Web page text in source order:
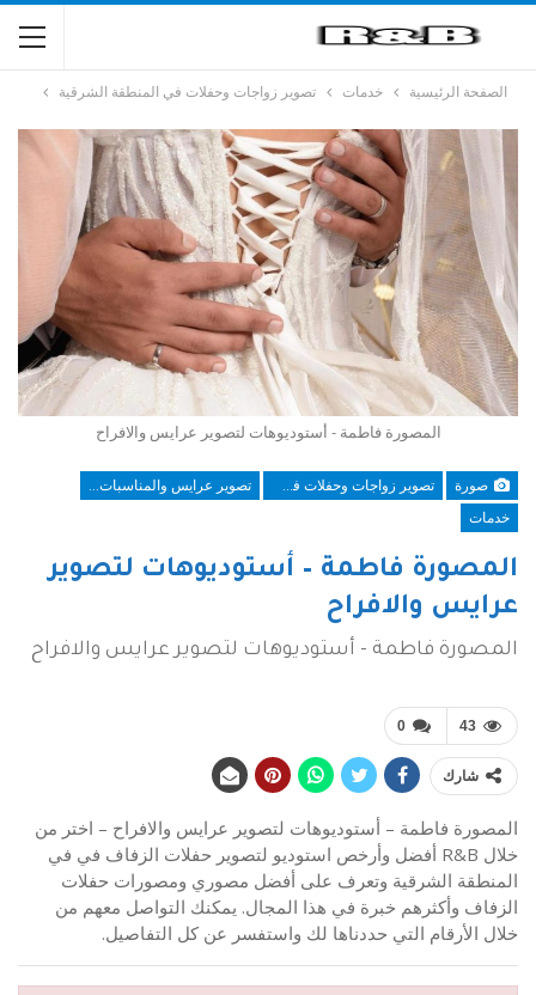
الصفحة الرئيسية خدمات تصوير زواجات وحفلات في المنطقة الشرقية
المصورة فاطمة - أستوديوهات لتصوير عرايس والافراح
صورة
خدمات
المصورة فاطمة – أستوديوهات لتصوير
عرايس والافراح
المصورة فاطمة - أستوديوهات لتصوير عرايس والافراح
0 43
شارك
المصورة فاطمة – أستوديوهات لتصوير عرايس والافراح – اختر من
خلال R&B أفضل وأرخص استوديو لتصوير حفلات الزفاف في في
المنطقة الشرقية وتعرف على أفضل مصوري ومصورات حفلات
الزفاف وأكثرهم خبرة في هذا المجال. يمكنك التواصل معهم من
خلال الأرقام التي حددناها لك واستفسر عن كل التفاصيل.